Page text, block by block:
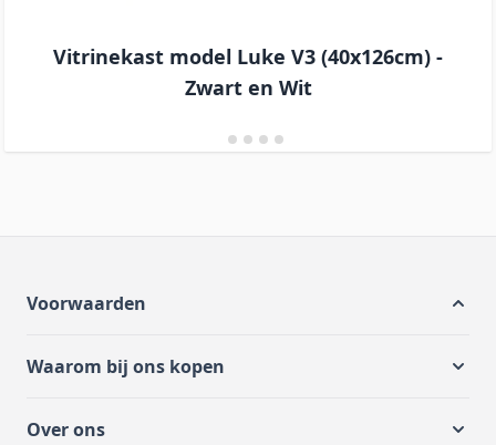
Vitrinekast model Luke V3 (40x126cm) -
Zwart en Wit
Voorwaarden
Waarom bij ons kopen
Over ons